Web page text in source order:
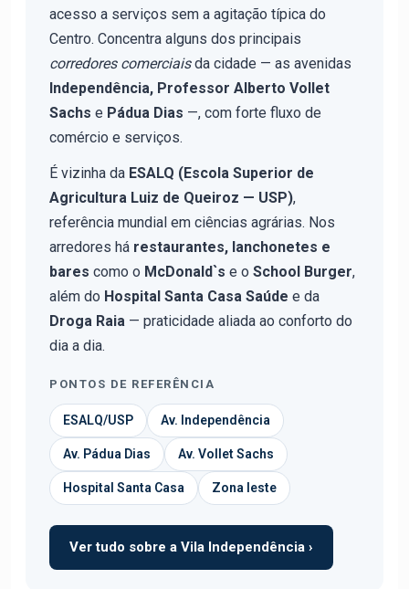
acesso a serviços sem a agitação típica do
Centro. Concentra alguns dos principais
corredores comerciaisda cidade — as avenidas
Independência, Professor Alberto Vollet
Sachs e Pádua Dias —, com forte fluxo de
comércio e serviços.
É vizinha da ESALQ (Escola Superior de
Agricultura Luiz de Queiroz — USP),
referência mundial em ciências agrárias. Nos
arredores há restaurantes, lanchonetes e
bares como o McDonald`s e o School Burger,
além do Hospital Santa Casa Saúde e da
Droga Raia — praticidade aliada ao conforto do
dia a dia.
PONTOS DE REFERÊNCIA
ESALQ/USP Av. Independência
Av. Pádua Dias Av. Vollet Sachs
Hospital Santa Casa Zona leste
Ver tudo sobre a Vila Independência ›